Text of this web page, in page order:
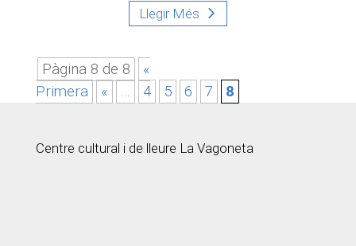
Llegir Més
Pàgina 8 de 8
«
Primera
« ... 4 5 6 7 8
Centre cultural i de lleure La Vagoneta